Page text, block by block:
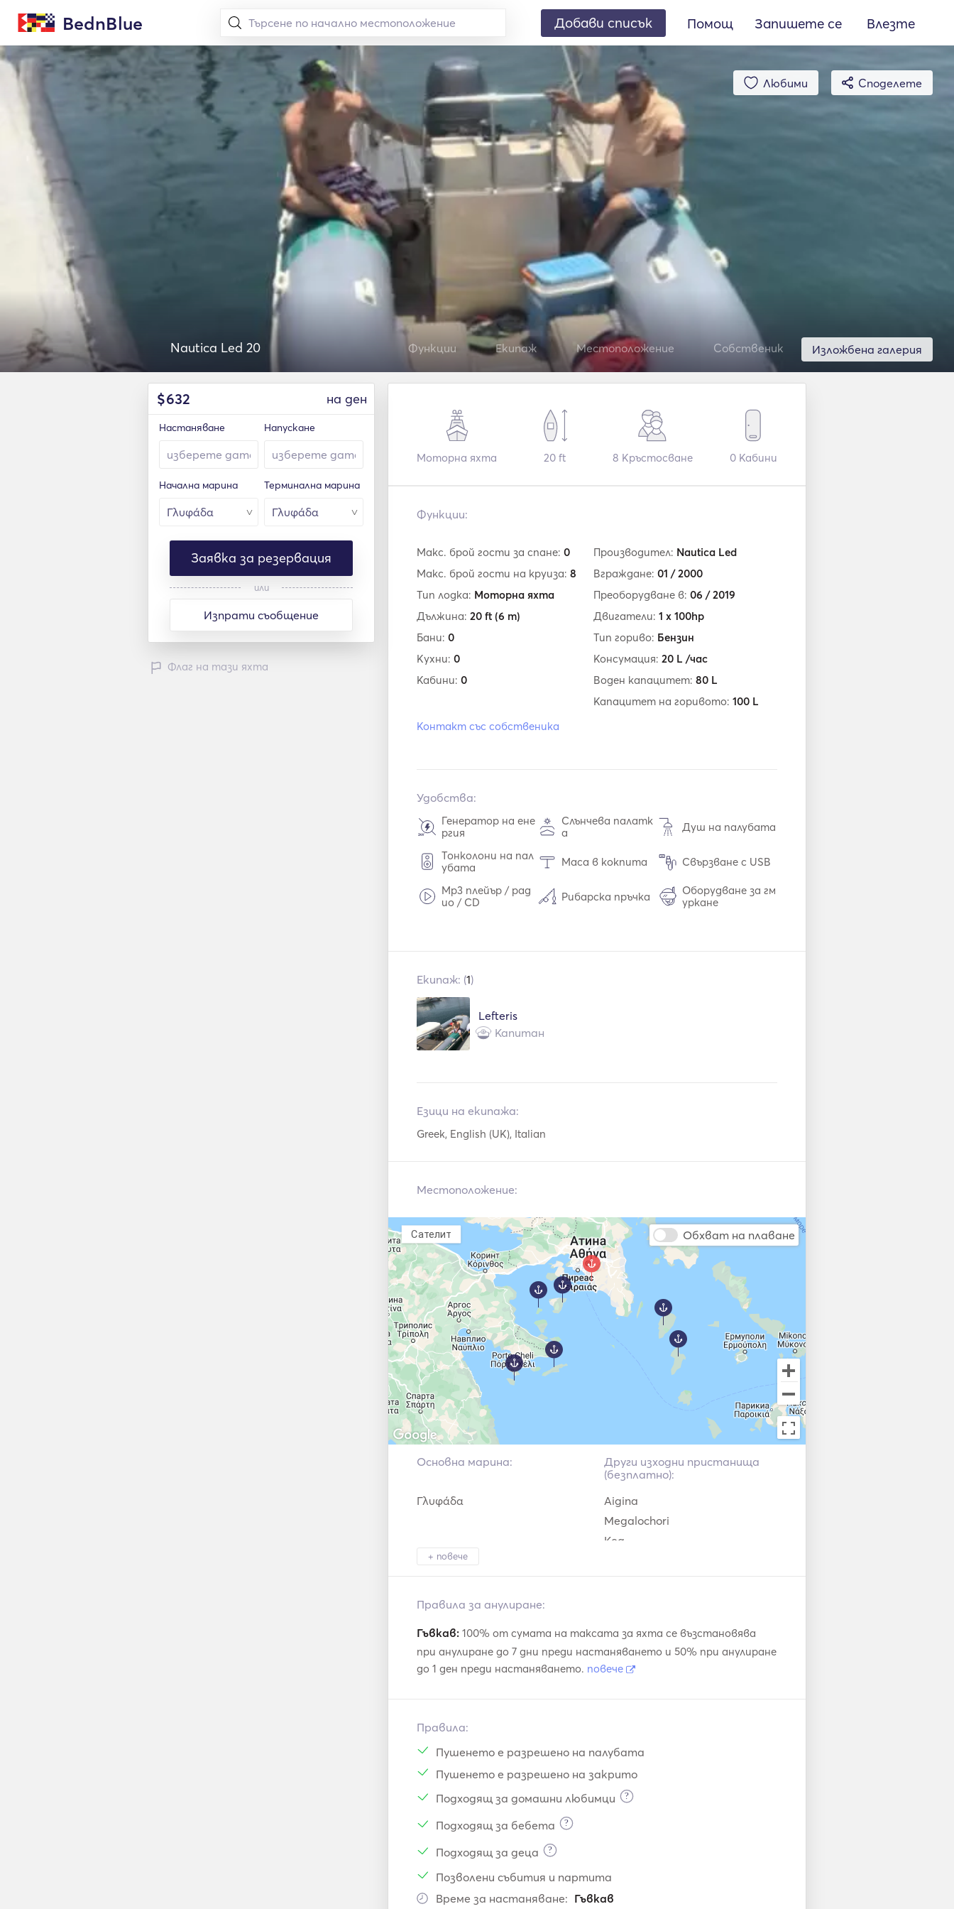
BednBlue Добави списък Помощ Запишете се Влезте
Любими Споделете
Изложбена галерия
Nautica Led 20 Функции Екипаж Местоположение Собственик
$632 на ден
Настаняване Напускане
Начална марина Терминална марина
Заявка за резервация
или
Изпрати съобщение
Флаг на тази яхта
Моторна яхта 20 ft 8 Кръстосване 0Кабини
Функции:
Макс. брой гости за спане: 0
Макс. брой гости на круиза: 8
Тип лодка: Моторна яхта
Дължина: 20 ft (6 m)
Бани: 0
Кухни: 0
Кабини: 0
Контакт със собственика
Производител: Nautica Led
Вграждане: 01 / 2000
Преоборудване в: 06 / 2019
Двигатели: 1 x 100hp
Тип гориво: Бензин
Консумация: 20 L /час
Воден капацитет: 80 L
Капацитет на горивото: 100 L
Удобства:
Генератор на ене
ргия
Слънчева палатк
а
Душ на палубата
Тонколони на пал
убата
Маса в кокпита Свързване с USB
Mp3 плейър / рад
ио / CD
Рибарска пръчка
Оборудване за гм
уркане
Екипаж: (1)
Lefteris
Капитан
Езици на екипажа:
Greek, English (UK), Italian
Местоположение:
Обхват на плаване
Сателит
Основна марина:
Γλυφάδα
Други изходни пристанища
(безплатно):
Aigina
Megalochori
Kea
+ повече
Правила за анулиране:
Гъвкав: 100% от сумата на таксата за яхта се възстановява
при анулиране до 7 дни преди настаняването и 50% при анулиране
до 1 ден преди настаняването. повече
Правила:
Пушенето е разрешено на палубата
Пушенето е разрешено на закрито
Подходящ за домашни любимци
?
Подходящ за бебета ?
Подходящ за деца ?
Позволени събития и партита
Време за настаняване: Гъвкав